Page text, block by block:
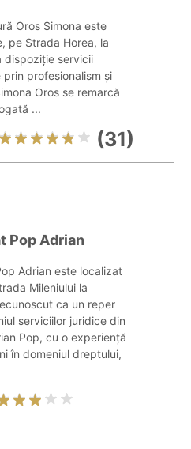
Oros Simona este
pe Strada Horea, la
dispoziție servicii
profesionalism și
Oros se remarcă
...
(31)
Pop Adrian
Adrian este localizat
Mileniului la
ca un reper
serviciilor juridice din
Pop, cu o experiență
în domeniul dreptului,